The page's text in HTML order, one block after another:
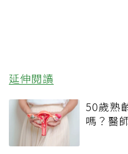
延伸閱讀
50歲熟
嗎？醫